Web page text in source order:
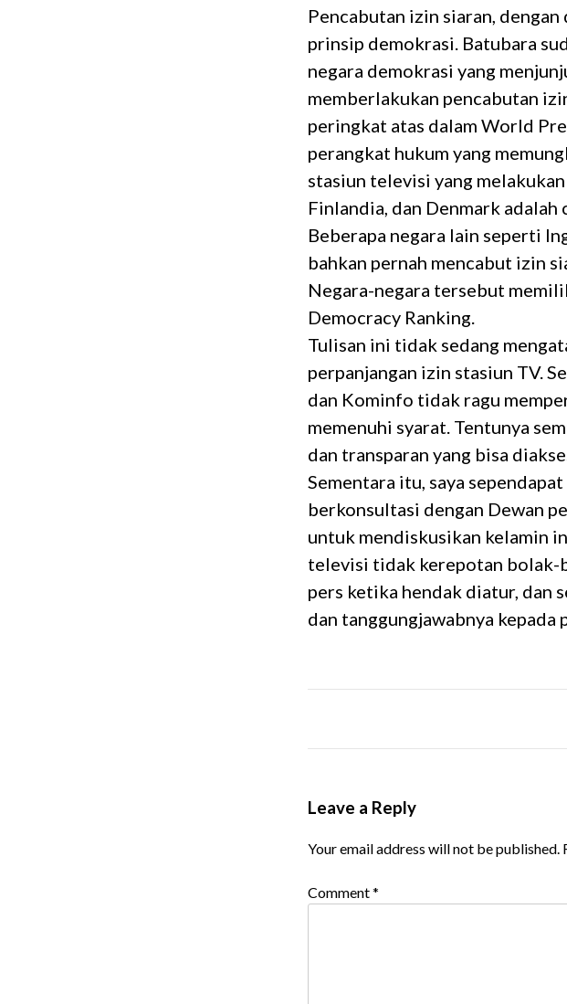
Pencabutan izin siaran,
prinsip demokrasi. Batubara
negara demokrasi yang
memberlakukan pencabutan
peringkat atas dalam World
perangkat hukum yang
stasiun televisi yang
Finlandia, dan Denmark adalah
Beberapa negara lain seperti
bahkan pernah mencabut izin
Negara-negara tersebut
Democracy Ranking.
Tulisan ini tidak sedang
perpanjangan izin stasiun TV.
dan Kominfo tidak ragu
memenuhi syarat. Tentunya
dan transparan yang bisa
Sementara itu, saya
berkonsultasi dengan Dewan
untuk mendiskusikan kelamin
televisi tidak kerepotan
pers ketika hendak diatur, dan
dan tanggungjawabnya kepada
Leave a Reply
Your email address will not be published.
Comment*